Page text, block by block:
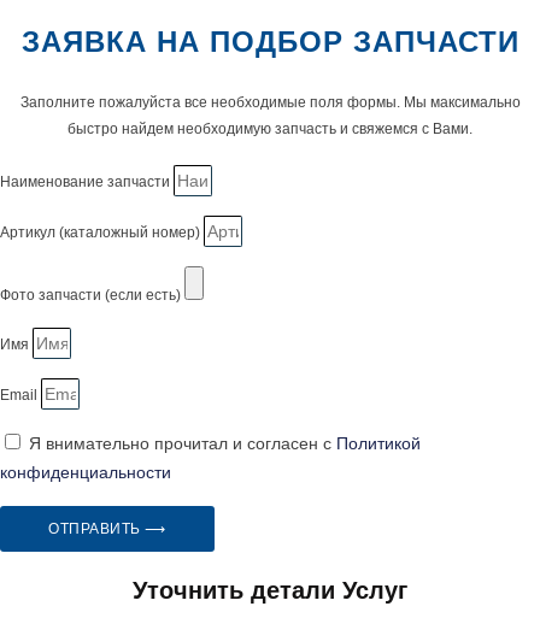
ЗАЯВКА НА ПОДБОР ЗАПЧАСТИ
Заполните пожалуйста все необходимые поля формы. Мы максимально
быстро найдем необходимую запчасть и свяжемся с Вами.
Наименование запчасти
Артикул (каталожный номер)
Фото запчасти (если есть)
Имя
Email
Я внимательно прочитал и согласен с Политикой
конфиденциальности
ОТПРАВИТЬ ⟶
Уточнить детали Услуг